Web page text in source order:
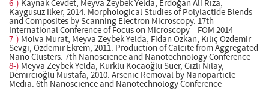
6-) Kaynak Cevdet, Meyva Zeybek Yelda, Erdoğan Ali Rıza,
Kaygusuz İlker, 2014. Morphological Studies of Polylactide Blends
and Composites by Scanning Electron Microscopy. 17th
International Conference of Focus on Microscopy – FOM 2014
7-) Molva Murat, Meyva Zeybek Yelda, Fidan Özkan, Kılıç Özdemir
Sevgi, Özdemir Ekrem, 2011. Production of Calcite from Aggregated
Nano Clusters. 7th Nanoscience and Nanotechnology Conference
8-) Meyva Zeybek Yelda, Kürklü Kocaoğlu Süer, Gizli Nilay,
Demircioğlu Mustafa, 2010. Arsenic Removal by Nanoparticle
Media. 6th Nanoscience and Nanotechnology Conference